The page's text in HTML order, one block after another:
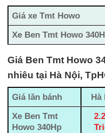
Giá xe Tmt Howo
Xe Ben Tmt Howo
Giá Ben Tmt Howo
nhiêu tại Hà Nội,
Giá lăn bánh Hà
Xe Ben Tmt
Howo 340Hp